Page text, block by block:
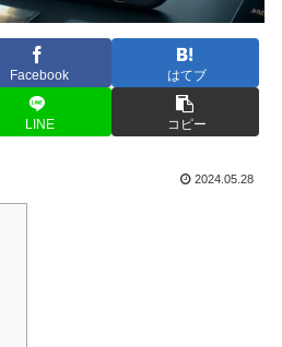
Facebook はてブ
LINE コピー
2024.05.28